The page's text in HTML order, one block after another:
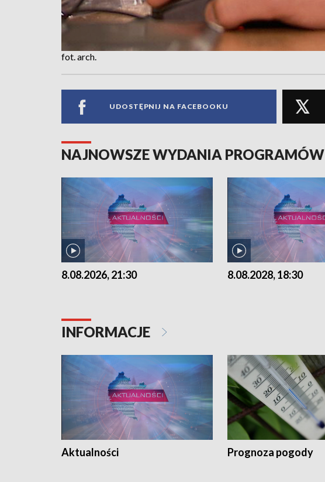
fot. arch.
UDOSTĘPNIJ NA FACEBOOKU
NAJNOWSZE WYDANIA PROGRAMÓW
8.08.2026, 21:30 8.08.2028, 18:30
INFORMACJE
Aktualności Prognoza pogody